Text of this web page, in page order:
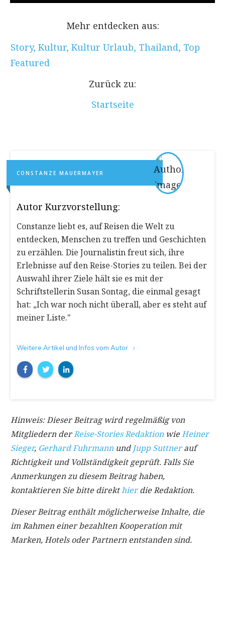
Mehr entdecken aus:
Story, Kultur, Kultur Urlaub, Thailand, Top
Featured
Zurück zu:
Startseite
CONSTANZE MAUERMAYER
Autor Kurzvorstellung:
Constanze liebt es, auf Reisen die Welt zu
entdecken, Menschen zu treffen und Geschichten
zu erzählen. Die Journalistin freut sich, ihre
Erlebnisse auf den Reise-Stories zu teilen. Bei der
Auswahl ihrer Ziele hält sie es mit der
Schriftstellerin Susan Sontag, die einmal gesagt
hat: „Ich war noch nicht überall, aber es steht auf
meiner Liste."
Weitere Artikel und Infos vom Autor
Hinweis: Dieser Beitrag wird regelmäßig von
Mitgliedern derReise-Stories Redaktion wieHeiner
Sieger, Gerhard Fuhrmann und Jupp Suttnerauf
Richtigkeit und Vollständigkeit geprüft. Falls Sie
Anmerkungen zu diesem Beitrag haben,
kontaktieren Sie bitte direkthierdie Redaktion.
Dieser Beitrag enthält möglicherweise Inhalte, die
im Rahmen einer bezahlten Kooperation mit
Marken, Hotels oder Partnern entstanden sind.